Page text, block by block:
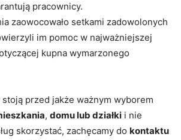
pracownicy.
zaowocowało setkami zadowolonych
im pomoc w najważniejszej
kupna wymarzonego
przed jakże ważnym wyborem
, domu lub działki i nie
skorzystać, zachęcamy do kontaktu